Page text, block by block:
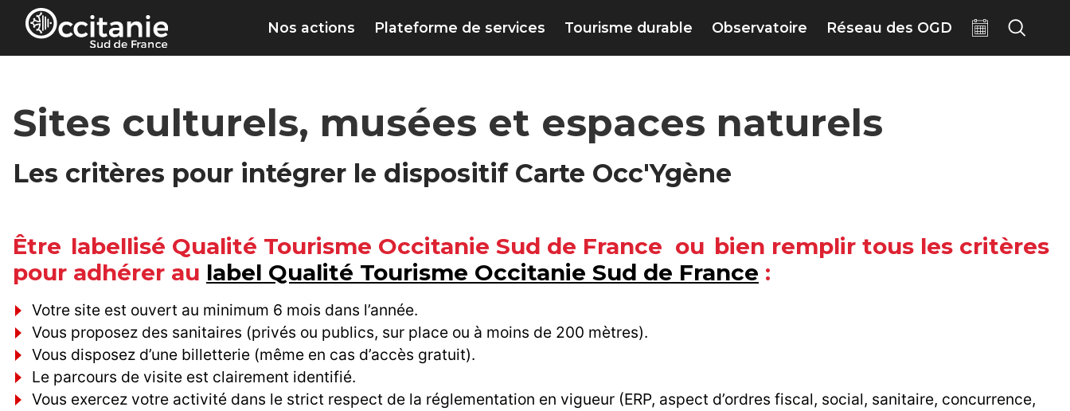
Panneau de gestion des cookies
Nos actions Plateforme de services Tourisme durable Observatoire Réseau des OGD
Sites culturels, musées et espaces naturels
Les critères pour intégrer le dispositif Carte Occ'Ygène
Être labellisé Qualité Tourisme Occitanie Sud de France ou bien remplir tous les critères
pour adhérer au label Qualité Tourisme Occitanie Sud de France :
Votre site est ouvert au minimum 6 mois dans l’année.
Vous proposez des sanitaires (privés ou publics, sur place ou à moins de 200 mètres).
Vous disposez d’une billetterie (même en cas d’accès gratuit).
Le parcours de visite est clairement identifié.
Vous exercez votre activité dans le strict respect de la réglementation en vigueur (ERP, aspect d’ordres fiscal, social, sanitaire, concurrence,